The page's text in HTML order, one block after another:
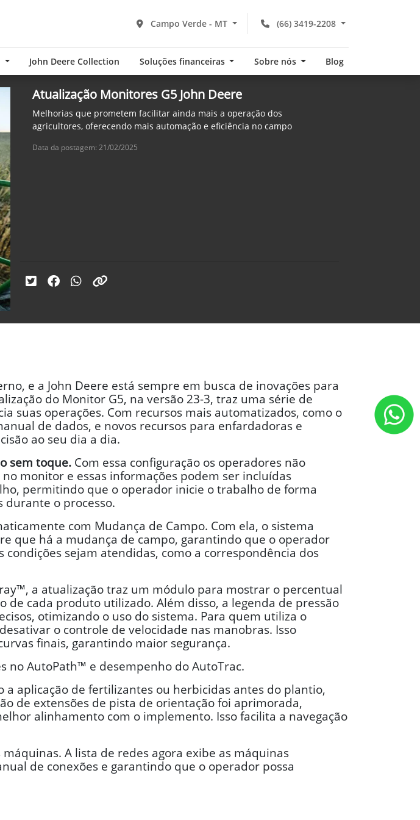
(66) 3419-2208
Campo Verde - MT
John Deere Collection Soluções financeiras Sobre nós Blog
Atualização Monitores G5 John Deere
Melhorias que prometem facilitar ainda mais a operação dos
agricultores, oferecendo mais automação e eficiência no campo
Data da postagem: 21/02/2025
e a John Deere está sempre em busca de inovações para
do Monitor G5, na versão 23-3, traz uma série de
suas operações. Com recursos mais automatizados, como o
de dados, e novos recursos para enfardadoras e
ao seu dia a dia.
sem toque. Com essa configuração os operadores não
monitor e essas informações podem ser incluídas
permitindo que o operador inicie o trabalho de forma
durante o processo.
com Mudança de Campo. Com ela, o sistema
que há a mudança de campo, garantindo que o operador
sejam atendidas, como a correspondência dos
a atualização traz um módulo para mostrar o percentual
cada produto utilizado. Além disso, a legenda de pressão
otimizando o uso do sistema. Para quem utiliza o
o controle de velocidade nas manobras. Isso
finais, garantindo maior segurança.
no AutoPath™ e desempenho do AutoTrac.
aplicação de fertilizantes ou herbicidas antes do plantio,
de extensões de pista de orientação foi aprimorada,
alinhamento com o implemento. Isso facilita a navegação
A lista de redes agora exibe as máquinas
de conexões e garantindo que o operador possa